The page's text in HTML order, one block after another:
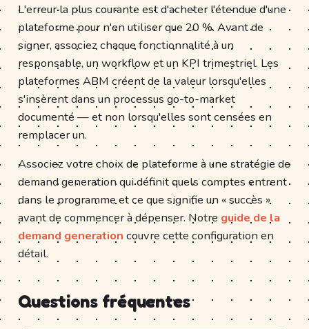
L'erreur la plus courante est d'acheter l'étendue d'une
plateforme pour n'en utiliser que 20 %. Avant de
signer, associez chaque fonctionnalité à un
responsable, un workflow et un KPI trimestriel. Les
plateformes ABM créent de la valeur lorsqu'elles
s'insèrent dans un processus go-to-market
documenté — et non lorsqu'elles sont censées en
remplacer un.
Associez votre choix de plateforme à une stratégie de
demand generation qui définit quels comptes entrent
dans le programme et ce que signifie un « succès »
avant de commencer à dépenser. Notre guide de la
demand generation couvre cette configuration en
détail.
Questions fréquentes